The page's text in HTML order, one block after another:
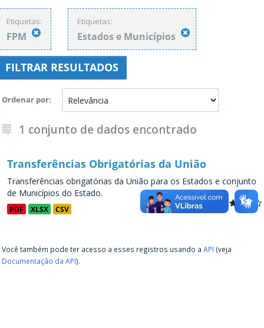
Etiquetas:
FPM
Etiquetas:
Estados e Municípios
FILTRAR RESULTADOS
Ordenar por
1 conjunto de dados encontrado
Transferências Obrigatórias da União
Transferências obrigatórias da União para os Estados e conjunto
de Municípios do Estado.
PDF XLSX CSV
Você também pode ter acesso a esses registros usando a API (veja
Documentação da API).